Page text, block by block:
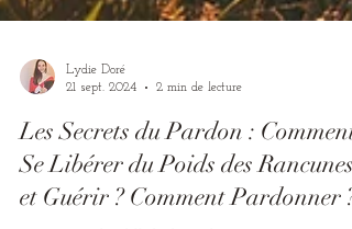
21 sept. 2024
2 min de lecture
Les Secrets du Pardon : Comment
Se Libérer du Poids des Rancunes